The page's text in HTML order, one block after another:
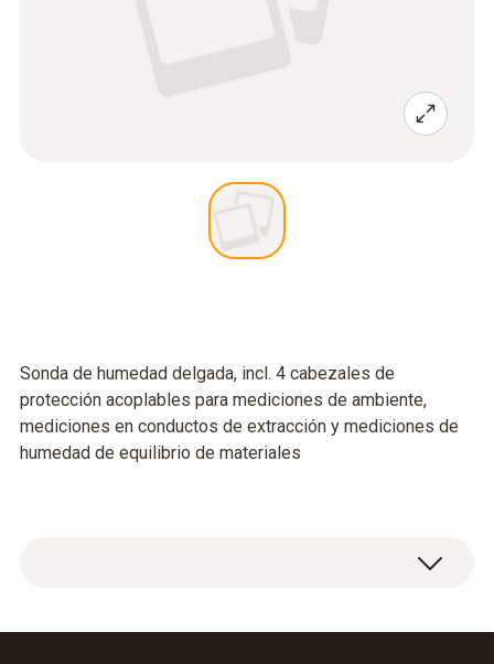
Sonda de humedad delgada, incl. 4 cabezales de
protección acoplables para mediciones de ambiente,
mediciones en conductos de extracción y mediciones de
humedad de equilibrio de materiales
Datos técnicos generales